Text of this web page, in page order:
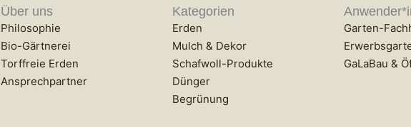
Über uns
Philosophie
Bio-Gärtnerei
Torffreie Erden
Ansprechpartner
Kategorien
Erden
Mulch & Dekor
Schafwoll-Produkte
Dünger
Begrünung
Garten-
GaLaBau &